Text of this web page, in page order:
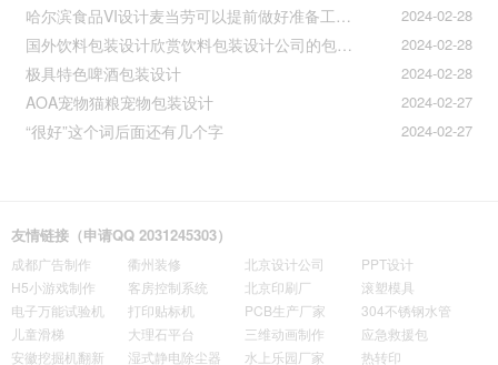
2024-02-28
哈尔滨食品VI设计麦当劳可以提前做好准备工作促进挪动购买
2024-02-28
国外饮料包装设计欣赏饮料包装设计公司的包装设计
2024-02-28
极具特色啤酒包装设计
2024-02-27
AOA宠物猫粮宠物包装设计
2024-02-27
“很好”这个词后面还有几个字
友情链接（申请QQ 2031245303）
成都广告制作 衢州装修 北京设计公司
PPT设计
H5小游戏制作
客房控制系统 北京印刷厂
滚塑模具
电子万能试验机
打印贴标机 PCB生产厂家
304不锈钢水管
儿童滑梯
大理石平台 三维动画制作
应急救援包
安徽挖掘机翻新
湿式静电除尘器 水上乐园厂家 热转印